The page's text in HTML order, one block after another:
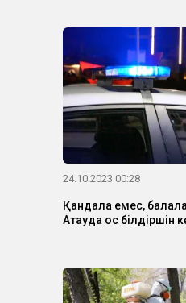
24.10.2023 00:28
Қандала емес,
Ақтауда қос